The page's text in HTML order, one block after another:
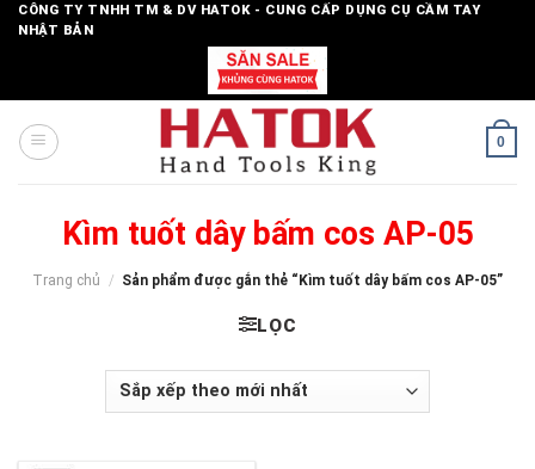
SkipCÔNG TY TNHH TM & DV HATOK - CUNG CẤP DỤNG CỤ CẦM TAY
NHẬT BẢN
0
Kìm tuốt dây bấm cos AP-05
Trang chủ / Sản phẩm được gắn thẻ “Kìm tuốt dây bấm cos AP-05”
LỌC